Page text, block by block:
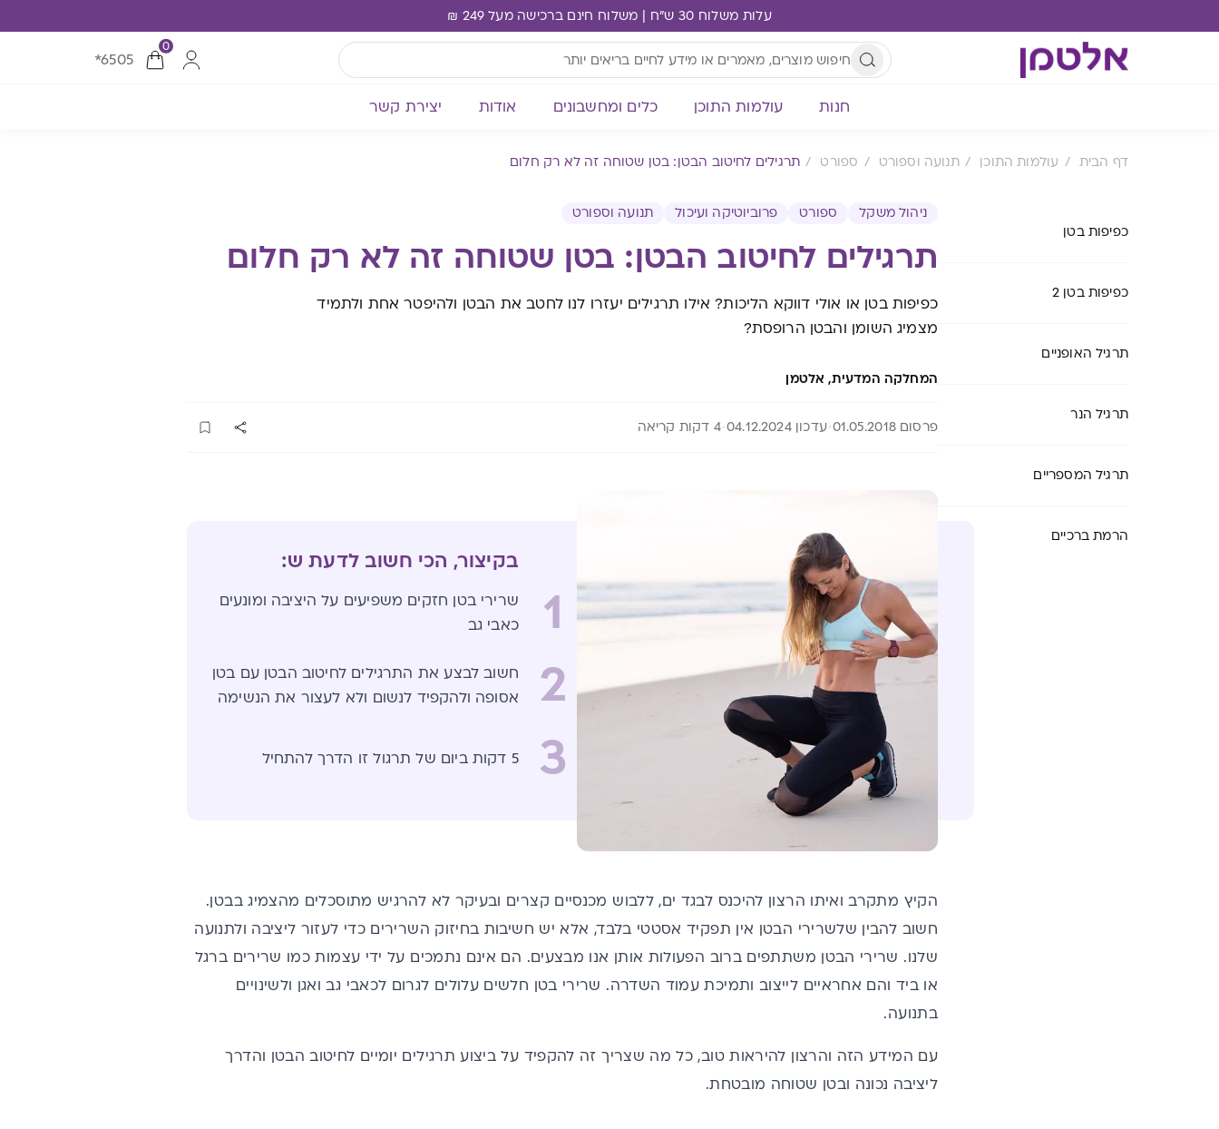
עלות משלוח 30 ש"ח | משלוח חינם ברכישה מעל 249 ₪
0
*6505
חנות עולמות התוכן כלים ומחשבונים אודות יצירת קשר
דף הבית עולמות התוכן תנועה וספורט ספורט תרגילים לחיטוב הבטן: בטן שטוחה זה לא רק חלום
כפיפות בטן
כפיפות בטן 2
תרגיל האופניים
תרגיל הנר
תרגיל המספריים
הרמת ברכיים
ניהול משקל ספורט פרוביוטיקה ועיכול תנועה וספורט
תרגילים לחיטוב הבטן: בטן שטוחה זה לא רק חלום
כפיפות בטן או אולי דווקא הליכות? אילו תרגילים יעזרו לנו לחטב את הבטן ולהיפטר אחת ולתמיד
מצמיג השומן והבטן הרופסת?
המחלקה המדעית, אלטמן
פרסום 01.05.2018 עדכון 04.12.2024 4 דקות קריאה
בקיצור, הכי חשוב לדעת ש:
1
שרירי בטן חזקים משפיעים על היציבה ומונעים
כאבי גב
2
חשוב לבצע את התרגילים לחיטוב הבטן עם בטן
אסופה ולהקפיד לנשום ולא לעצור את הנשימה
3 5 דקות ביום של תרגול זו הדרך להתחיל
הקיץ מתקרב ואיתו הרצון להיכנס לבגד ים, ללבוש מכנסיים קצרים ובעיקר לא להרגיש מתוסכלים מהצמיג בבטן.
חשוב להבין שלשרירי הבטן אין תפקיד אסטטי בלבד, אלא יש חשיבות בחיזוק השרירים כדי לעזור ליציבה ולתנועה
שלנו. שרירי הבטן משתתפים ברוב הפעולות אותן אנו מבצעים. הם אינם נתמכים על ידי עצמות כמו שרירים ברגל
או ביד והם אחראיים לייצוב ותמיכת עמוד השדרה. שרירי בטן חלשים עלולים לגרום לכאבי גב ואגן ולשינויים
בתנועה.
עם המידע הזה והרצון להיראות טוב, כל מה שצריך זה להקפיד על ביצוע תרגילים יומיים לחיטוב הבטן והדרך
ליציבה נכונה ובטן שטוחה מובטחת.